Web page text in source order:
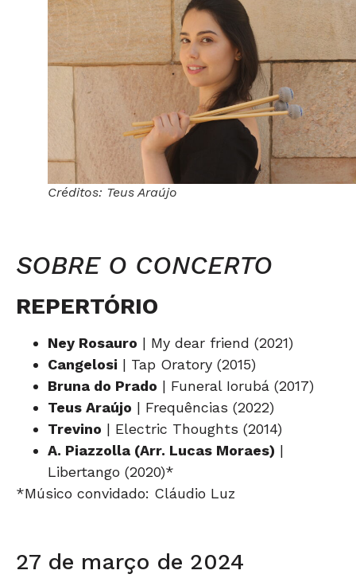
Créditos: Teus Araújo
SOBRE O CONCERTO
REPERTÓRIO
Ney Rosauro | My dear friend (2021)
Cangelosi | Tap Oratory (2015)
Bruna do Prado | Funeral Iorubá (2017)
Teus Araújo | Frequências (2022)
Trevino | Electric Thoughts (2014)
A. Piazzolla (Arr. Lucas Moraes) |
Libertango (2020)*
*Músico convidado: Cláudio Luz
27 de março de 2024